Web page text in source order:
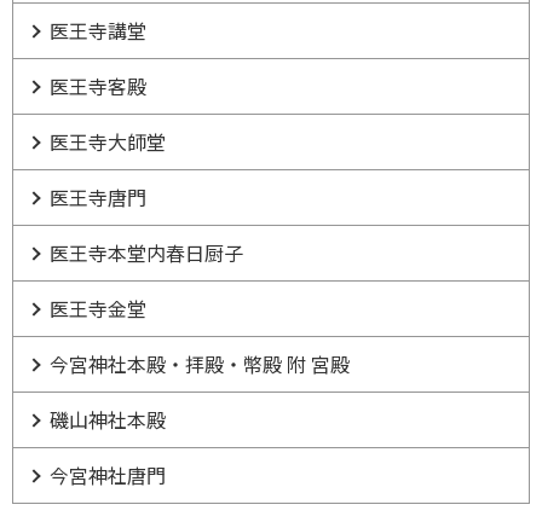
医王寺講堂
医王寺客殿
医王寺大師堂
医王寺唐門
医王寺本堂内春日厨子
医王寺金堂
今宮神社本殿・拝殿・幣殿 附 宮殿
磯山神社本殿
今宮神社唐門